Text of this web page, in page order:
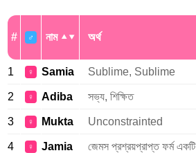
# ♂ নাম অর্থ
1 ♀ Samia Sublime, Sublime
2 ♀ Adiba সভ্য, শিক্ষিত
3 ♀ Mukta Unconstrainted
4 ♀ Jamia
জেমস প্রশ্রয়প্রাপ্ত ফর্ম একটি